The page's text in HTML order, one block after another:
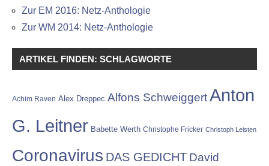
Zur EM 2016: Netz-Anthologie
Zur WM 2014: Netz-Anthologie
ARTIKEL FINDEN: SCHLAGWORTE
Achim Raven Alex Dreppec Alfons SchweiggertAnton
G. Leitner Babette Werth Christophe Fricker Christoph Leisten
Coronavirus DAS GEDICHT David